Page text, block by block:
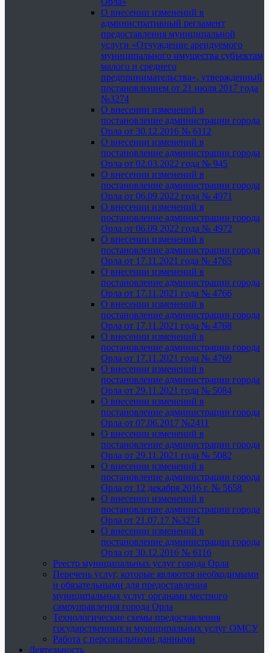
О внесении изменений в
административный регламент
предоставления муниципальной
услуги «Отчуждение арендуемого
муниципального имущества субъектам
малого и среднего
предпринимательства», утвержденный
постановлением от 21 июля 2017 года
№3274
О внесении изменений в
постановление администрации города
Орла от 30.12.2016 № 6112
О внесении изменений в
постановление администрации города
Орла от 02.03.2022 года № 945
О внесении изменений в
постановление администрации города
Орла от 06.09.2022 года № 4971
О внесении изменений в
постановление администрации города
Орла от 06.09.2022 года № 4972
О внесении изменений в
постановление администрации города
Орла от 17.11.2021 года № 4765
О внесении изменений в
постановление администрации города
Орла от 17.11.2021 года № 4766
О внесении изменений в
постановление администрации города
Орла от 17.11.2021 года № 4768
О внесении изменений в
постановление администрации города
Орла от 17.11.2021 года № 4769
О внесении изменений в
постановление администрации города
Орла от 29.11.2021 года № 5084
О внесении изменений в
постановление администрации города
Орла от 07.06.2017 №2411
О внесении изменений в
постановление администрации города
Орла от 29.11.2021 года № 5082
О внесении изменений в
постановление администрации города
Орла от 12 декабря 2016 г. № 5658
О внесении изменений в
постановление администрации города
Орла от 21.07.17 №3274
О внесении изменений в
постановление администрации города
Орла от 30.12.2016 № 6116
Реестр муниципальных услуг города Орла
Перечень услуг, которые являются необходимыми
и обязательными для предоставления
муниципальных услуг органами местного
самоуправления города Орла
Технологические схемы предоставления
государственных и муниципальных услуг ОМСУ
Работа с персональными данными
Деятельность